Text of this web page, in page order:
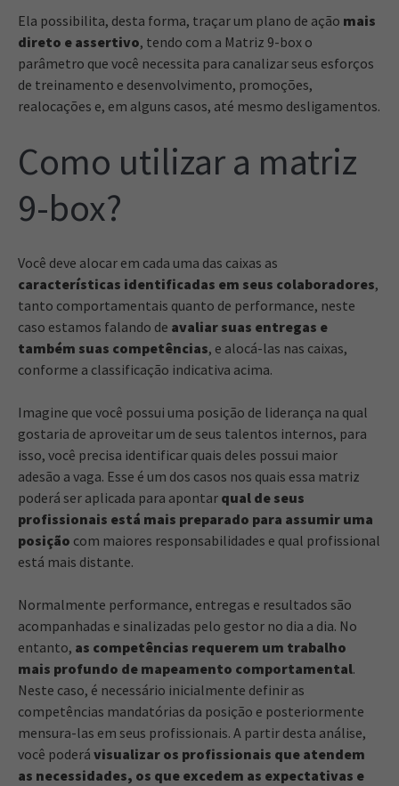
Ela possibilita, desta forma, traçar um plano de ação mais
direto e assertivo, tendo com a Matriz 9-box o
parâmetro que você necessita para canalizar seus esforços
de treinamento e desenvolvimento, promoções,
realocações e, em alguns casos, até mesmo desligamentos.
Como utilizar a matriz
9-box?
Você deve alocar em cada uma das caixas as
características identificadas em seus colaboradores,
tanto comportamentais quanto de performance, neste
caso estamos falando de avaliar suas entregas e
também suas competências, e alocá-las nas caixas,
conforme a classificação indicativa acima.
Imagine que você possui uma posição de liderança na qual
gostaria de aproveitar um de seus talentos internos, para
isso, você precisa identificar quais deles possui maior
adesão a vaga. Esse é um dos casos nos quais essa matriz
poderá ser aplicada para apontar qual de seus
profissionais está mais preparado para assumir uma
posição com maiores responsabilidades e qual profissional
está mais distante.
Normalmente performance, entregas e resultados são
acompanhadas e sinalizadas pelo gestor no dia a dia. No
entanto, as competências requerem um trabalho
mais profundo de mapeamento comportamental.
Neste caso, é necessário inicialmente definir as
competências mandatórias da posição e posteriormente
mensura-las em seus profissionais. A partir desta análise,
você poderá visualizar os profissionais que atendem
as necessidades, os que excedem as expectativas e